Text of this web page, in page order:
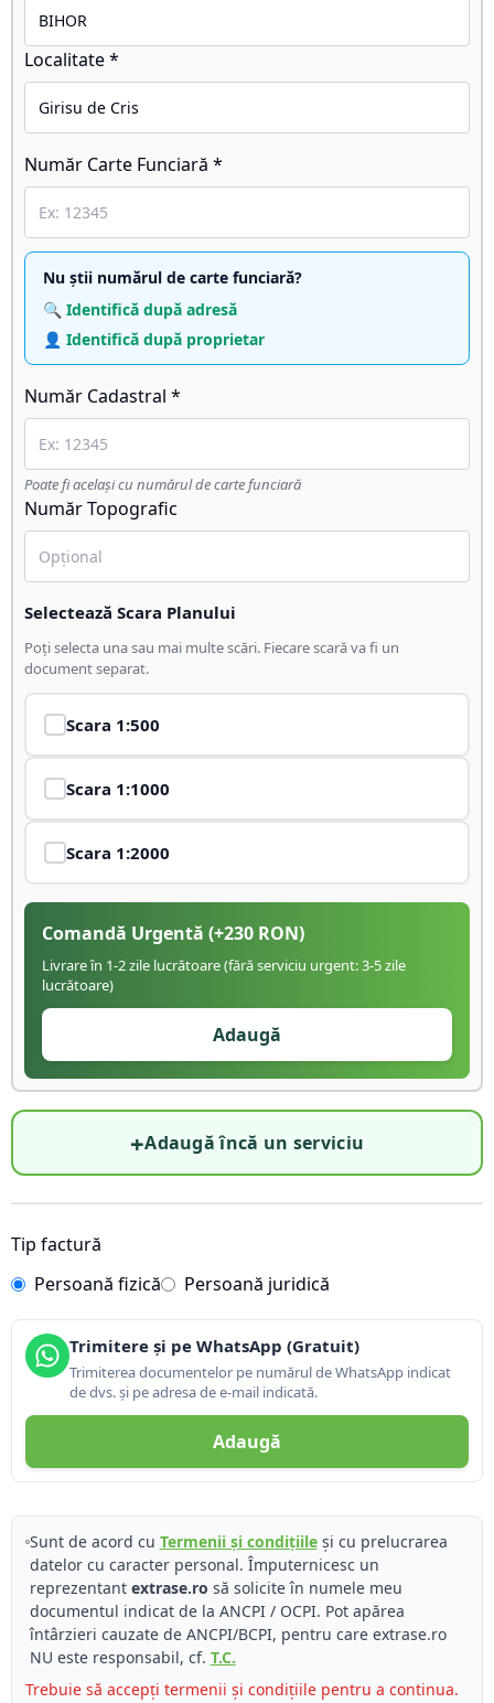
Localitate *
Număr Carte Funciară *
Nu știi numărul de carte funciară?
🔍 Identifică după adresă
👤 Identifică după proprietar
Număr Cadastral *
Poate fi același cu numărul de carte funciară
Număr Topografic
Selectează Scara Planului
Poți selecta una sau mai multe scări. Fiecare scară va fi un
document separat.
Scara 1:500
Scara 1:1000
Scara 1:2000
Comandă Urgentă (+230 RON)
Livrare în 1-2 zile lucrătoare (fără serviciu urgent: 3-5 zile
lucrătoare)
Adaugă
+Adaugă încă un serviciu
Tip factură
Persoană fizică
Persoană juridică
Trimitere și pe WhatsApp (Gratuit)
Trimiterea documentelor pe numărul de WhatsApp indicat
de dvs. și pe adresa de e-mail indicată.
Adaugă
Sunt de acord cu Termenii și condițiileși cu prelucrarea
datelor cu caracter personal. Împuternicesc un
reprezentant extrase.ro să solicite în numele meu
documentul indicat de la ANCPI / OCPI. Pot apărea
întârzieri cauzate de ANCPI/BCPI, pentru care extrase.ro
NU este responsabil, cf. T.C.
Trebuie să accepți termenii și condițiile pentru a continua.